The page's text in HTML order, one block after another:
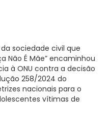
sociedade civil que
Não É Mãe” encaminhou
à ONU contra a decisão
258/2024 do
nacionais para o
vítimas de